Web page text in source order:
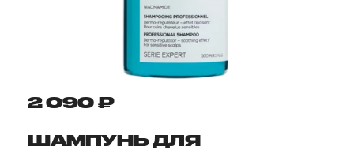
2 090 ₽
ШАМПУНЬ ДЛЯ